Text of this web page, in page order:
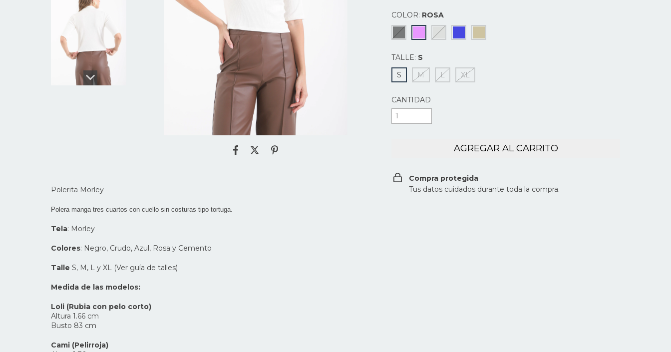
Polerita Morley
Polera manga tres cuartos con cuello sin costuras tipo tortuga.
Tela: Morley
Colores: Negro, Crudo, Azul, Rosa y Cemento
Talle S, M, L y XL (Ver guía de talles)
Medida de las modelos:
Loli (Rubia con pelo corto)
Altura 1.66 cm
Busto 83 cm
Cami (Pelirroja)
COLOR: ROSA
TALLE: S
S
M L XL
CANTIDAD
Compra protegida
Tus datos cuidados durante toda la compra.